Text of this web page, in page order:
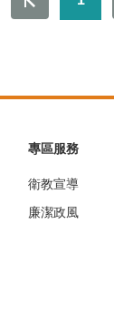
專區服務
衛教宣導
廉潔政風